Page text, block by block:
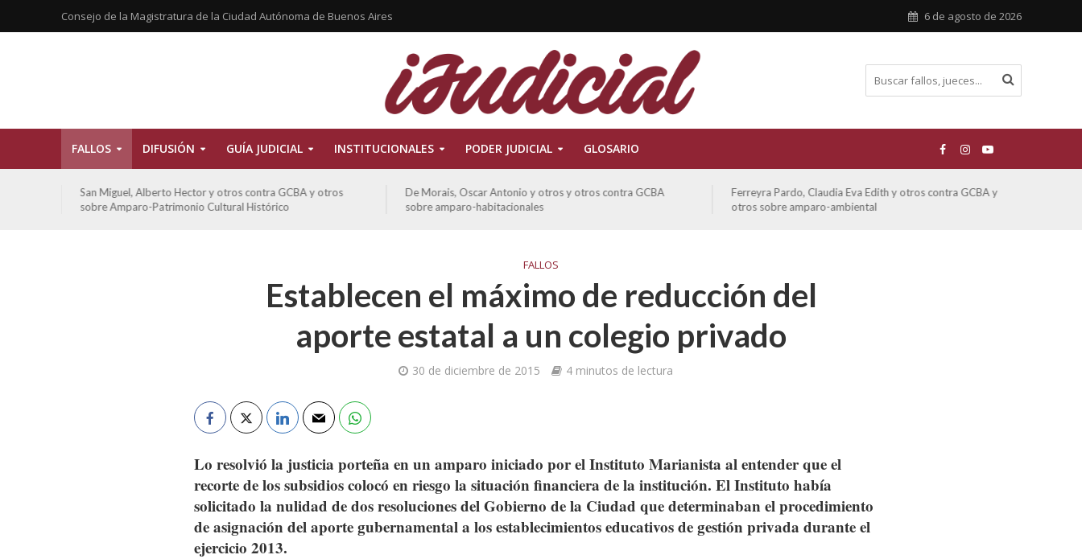
Consejo de la Magistratura de la Ciudad Autónoma de Buenos Aires 6 de agosto de 2026
FALLOS DIFUSIÓN GUÍA JUDICIAL INSTITUCIONALES PODER JUDICIAL GLOSARIO
San Miguel, Alberto Hector y otros contra GCBA y otros
sobre Amparo-Patrimonio Cultural Histórico
De Morais, Oscar Antonio y otros y otros contra GCBA
sobre amparo-habitacionales
Ferreyra Pardo, Claudia Eva Edith y otros contra GCBA y
otros sobre amparo-ambiental
FALLOS
Establecen el máximo de reducción del
aporte estatal a un colegio privado
30 de diciembre de 2015 4 minutos de lectura
Lo resolvió la justicia porteña en un amparo iniciado por el Instituto Marianista al entender que el
recorte de los subsidios colocó en riesgo la situación financiera de la institución. El Instituto había
solicitado la nulidad de dos resoluciones del Gobierno de la Ciudad que determinaban el procedimiento
de asignación del aporte gubernamental a los establecimientos educativos de gestión privada durante el
ejercicio 2013.